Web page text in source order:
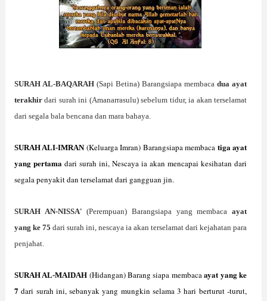
SURAH AL-BAQARAH(Sapi Betina) Barangsiapa membacadua ayat
terakhirdari surah ini (Amanarrasulu) sebelum tidur, ia akan terselamat
dari segala bala bencana dan mara bahaya.
SURAH ALI-IMRAN (Keluarga Imran) Barangsiapa membaca tiga ayat
yang pertamadari surah ini, Nescaya ia akan mencapai kesihatan dari
segala penyakit dan terselamat dari gangguan jin.
SURAH AN-NISSA' (Perempuan) Barangsiapa yang membacaayat
yang ke 75 dari surah ini, nescaya ia akan terselamat dari kejahatan para
penjahat.
SURAH AL-MAIDAH (Hidangan) Barang siapa membacaayat yang ke
7 dari surah ini, sebanyak yang mungkin selama 3 hari berturut -turut,